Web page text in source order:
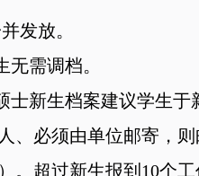
发放。
需调档。
新生档案建议学生
、必须由单位邮寄，
。超过新生报到10个